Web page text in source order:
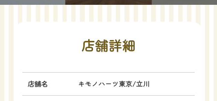
店舗詳細
店舗名 キモノハーツ東京/立川